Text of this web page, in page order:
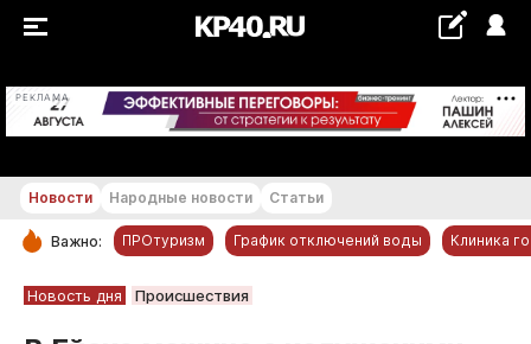
РЕКЛАМА +22...+23 °С
РУБРИКИ
Обнинск
Новости Народные новости Статьи
Важно: ПРОтуризм График отключений воды Клиника
Новость дня Происшествия